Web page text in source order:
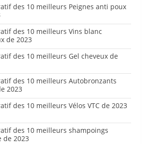
des 10 meilleurs Peignes anti poux
des 10 meilleurs Vins blanc
de 2023
des 10 meilleurs Gel cheveux de
des 10 meilleurs Autobronzants
2023
des 10 meilleurs Vélos VTC de 2023
des 10 meilleurs shampoings
de 2023